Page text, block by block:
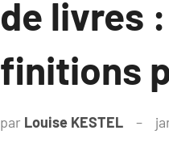
de livres
finitions
par Louise KESTEL